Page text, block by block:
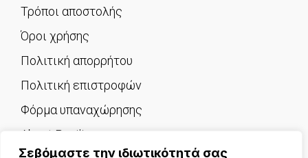
Σεβόμαστε την ιδιωτικότητά σας
Τρόποι αποστολής
Όροι χρήσης
Πολιτική απορρήτου
Πολιτική επιστροφών
Φόρμα υπαναχώρησης
About Pavilion